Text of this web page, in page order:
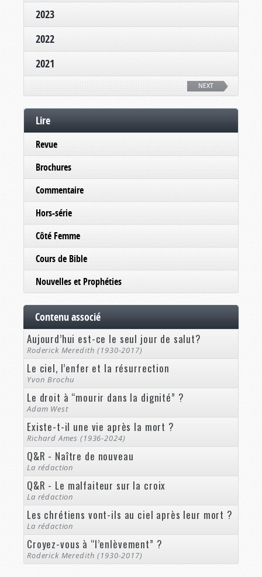
2023
2022
2021
NEXT
Lire
Revue
Brochures
Commentaire
Hors-série
Côté Femme
Cours de Bible
Nouvelles et Prophéties
Contenu associé
Aujourd’hui est-ce le seul jour de salut?
Roderick Meredith (1930-2017)
Le ciel, l’enfer et la résurrection
Yvon Brochu
Le droit à “mourir dans la dignité” ?
Adam West
Existe-t-il une vie après la mort ?
Richard Ames (1936-2024)
Q&R - Naître de nouveau
La rédaction
Q&R - Le malfaiteur sur la croix
La rédaction
Les chrétiens vont-ils au ciel après leur mort ?
La rédaction
Croyez-vous à “l’enlèvement” ?
Roderick Meredith (1930-2017)